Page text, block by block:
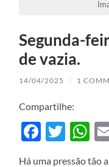
Segunda-
de vazia.
14/04/2025 / 1
Compartilhe:
Há uma pressão tão